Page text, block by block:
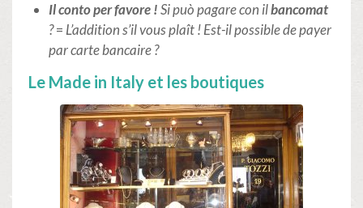
Il conto per favore !Si può pagare con ilbancomat
?= L’addition s’il vous plaît ! Est-il possible de payer
par carte bancaire ?
Le Made in Italy et les boutiques